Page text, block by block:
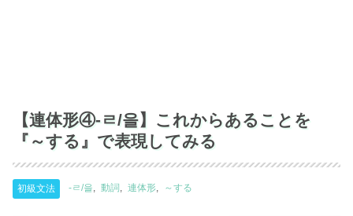
【連体形④-ㄹ/을】これからあることを
『～する』で表現してみる
初級文法 -ㄹ/을 動詞 連体形 ～する